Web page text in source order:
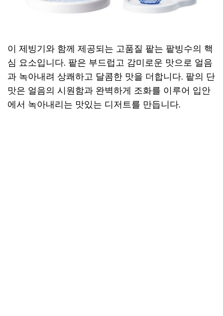
이 제빙기와 함께 제공되는 고품질 팥는 팥빙수의 핵
심 요소입니다. 팥은 부드럽고 감미로운 맛으로 얼음
과 녹아내려 상쾌하고 달콤한 맛을 더합니다. 팥의 단
맛은 얼음의 시원함과 완벽하게 조화를 이루어 입안
에서 녹아내리는 맛있는 디저트를 만듭니다.